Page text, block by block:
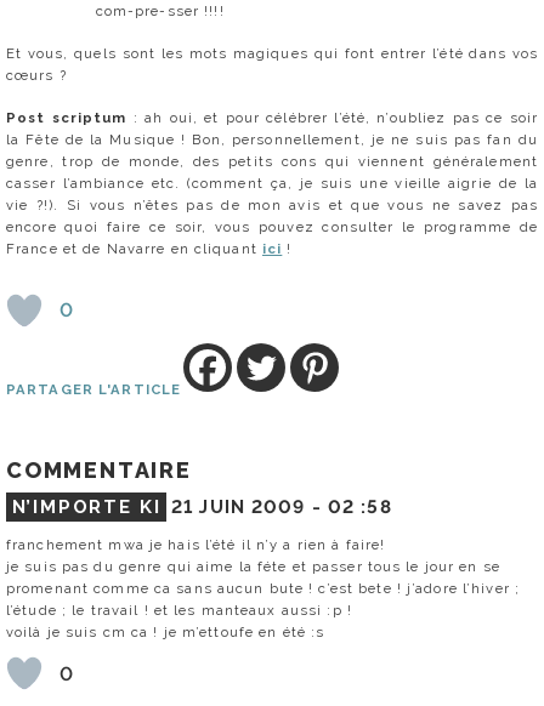
com-pre-sser !!!!
Et vous, quels sont les mots magiques qui font entrer l’été dans vos
cœurs ?
Post scriptum : ah oui, et pour célébrer l’été, n’oubliez pas ce soir
la Fête de la Musique ! Bon, personnellement, je ne suis pas fan du
genre, trop de monde, des petits cons qui viennent généralement
casser l’ambiance etc. (comment ça, je suis une vieille aigrie de la
vie ?!). Si vous n’êtes pas de mon avis et que vous ne savez pas
encore quoi faire ce soir, vous pouvez consulter le programme de
France et de Navarre en cliquant ici !
0
PARTAGER L'ARTICLE
COMMENTAIRE
N’IMPORTE KI 21 JUIN 2009 - 02 :58
franchement mwa je hais l’été il n’y a rien à faire!
je suis pas du genre qui aime la féte et passer tous le jour en se
promenant comme ca sans aucun bute ! c’est bete ! j’adore l’hiver ;
l’étude ; le travail ! et les manteaux aussi :p !
voilà je suis cm ca ! je m’ettoufe en été :s
0